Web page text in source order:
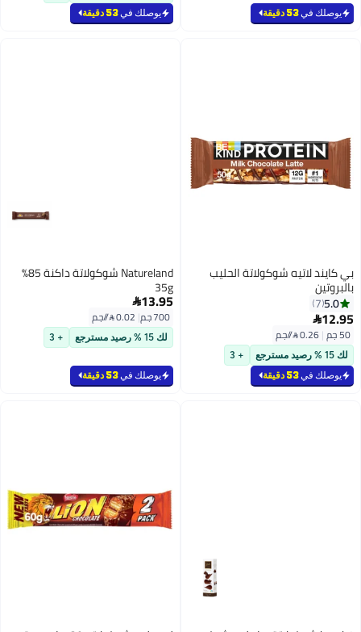
يوصلك في53 دقيقة يوصلك في53 دقيقة
بي كايند لاتيه شوكولاتة الحليب
بالبروتين
5.0
7
12.95
50 جم |0.26 /⁨/جم⁩
لك 15 % رصيد مسترجع + 3
يوصلك في53 دقيقة
Natureland شوكولاتة داكنة 85%
35g
13.95
700 جم |
لك 15 % رصيد مسترجع + 3
يوصلك في53 دقيقة